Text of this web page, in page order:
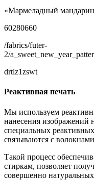
«Мармеладный
60280660
/fabrics/futer-
2/
drtlz1zswt
Реактивная печать
Мы используем
нанесения изображений
специальных
связываются с
Такой процесс
стиркам, позволяет
совершенно